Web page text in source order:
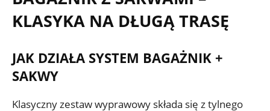
KLASYKA NA DŁUGĄ TRASĘ
JAK DZIAŁA SYSTEM BAGAŻNIK +
SAKWY
Klasyczny zestaw wyprawowy składa się z tylnego